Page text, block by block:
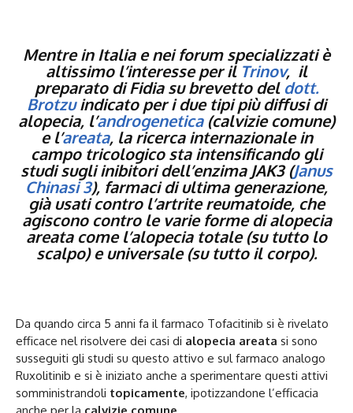
Mentre in Italia e nei forum specializzati è
altissimo l’interesse per il Trinov, il
preparato di Fidia su brevetto del dott.
Brotzuindicato per i due tipi più diffusi di
alopecia, l’androgenetica(calvizie comune)
e l’areata, la ricerca internazionale in
campo tricologico sta intensificando gli
studi sugli inibitori dell’enzima JAK3(Janus
Chinasi 3), farmaci di ultima generazione,
già usati contro l’artrite reumatoide, che
agiscono contro le varie forme di alopecia
areata come l’alopecia totale (su tutto lo
scalpo) e universale (su tutto il corpo).
Da quando circa 5 anni fa il farmaco Tofacitinib si è rivelato
efficace nel risolvere dei casi di alopecia areata si sono
susseguiti gli studi su questo attivo e sul farmaco analogo
Ruxolitinib e si è iniziato anche a sperimentare questi attivi
somministrandoli topicamente, ipotizzandone l’efficacia